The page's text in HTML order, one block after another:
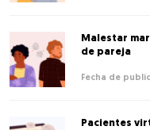
Malestar
de pareja
Pacientes